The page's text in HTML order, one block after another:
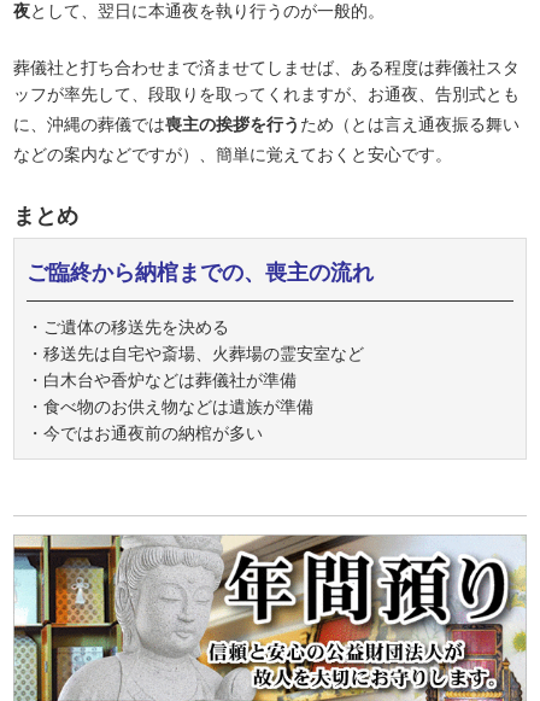
夜として、翌日に本通夜を執り行うのが一般的。
葬儀社と打ち合わせまで済ませてしませば、ある程度は葬儀社スタ
ッフが率先して、段取りを取ってくれますが、お通夜、告別式とも
に、沖縄の葬儀では喪主の挨拶を行う ため（とは言え通夜振る舞い
などの案内などですが）、簡単に覚えておくと安心です。
まとめ
ご臨終から納棺までの、喪主の流れ
・ご遺体の移送先を決める
・移送先は自宅や斎場、火葬場の霊安室など
・白木台や香炉などは葬儀社が準備
・食べ物のお供え物などは遺族が準備
・今ではお通夜前の納棺が多い